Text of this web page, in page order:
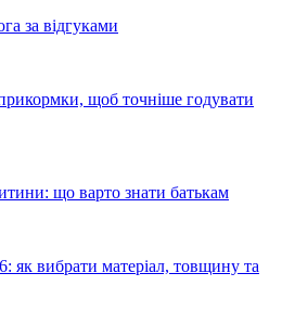
за відгуками
щоб точніше годувати
що варто знати батькам
як вибрати матеріал, товщину та